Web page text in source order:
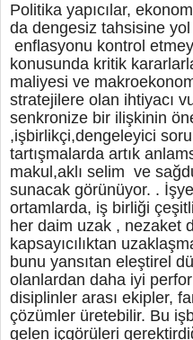
Politika yapıcılar,
da dengesiz tahsisine
enflasyonu kontrol
konusunda kritik
maliyesi ve
stratejilere olan ihtiyacı
senkronize bir ilişkinin
,işbirlikçi,dengeleyici
tartışmalarda artık
makul,aklı selim ve
sunacak görünüyor. .
ortamlarda, iş birliği
her daim uzak , nezaket
kapsayıcılıktan
bunu yansıtan eleştirel
olanlardan daha iyi
disiplinler arası ekipler,
çözümler üretebilir. Bu
gelen içgörüleri